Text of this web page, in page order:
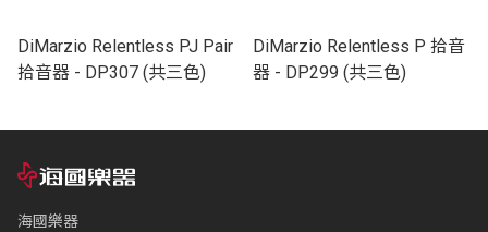
DiMarzio Relentless PJ Pair
拾音器 - DP307 (共三色)
DiMarzio Relentless P 拾音
器 - DP299 (共三色)
海國樂器